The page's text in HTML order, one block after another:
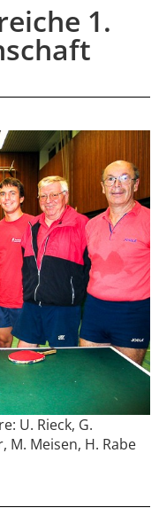
1.
U. Rieck, G.
M. Meisen, H. Rabe